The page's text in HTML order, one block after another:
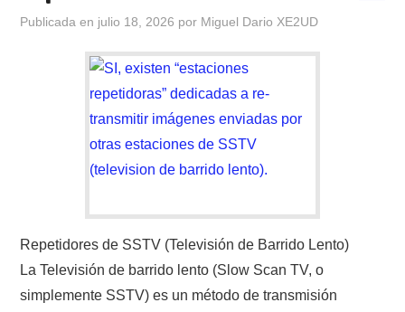
BANDA CIVIL
CONTACTO
HISTORIA DE LA RADIO
IMÁGENES CRECJ
LITERATURA DE LA RADIO
Publicada en julio 18, 2026 por Miguel Dario XE2UD
Repetidores de SSTV (Televisión de Barrido Lento)
La Televisión de barrido lento (Slow Scan TV, o
simplemente SSTV) es un método de transmisión